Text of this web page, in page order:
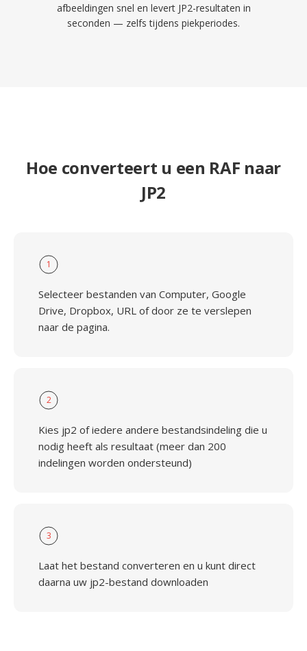
afbeeldingen snel en levert JP2-resultaten in
seconden — zelfs tijdens piekperiodes.
Hoe converteert u een RAF naar
JP2
1
Selecteer bestanden van Computer, Google
Drive, Dropbox, URL of door ze te verslepen
naar de pagina.
2
Kies jp2 of iedere andere bestandsindeling die u
nodig heeft als resultaat (meer dan 200
indelingen worden ondersteund)
3
Laat het bestand converteren en u kunt direct
daarna uw jp2-bestand downloaden